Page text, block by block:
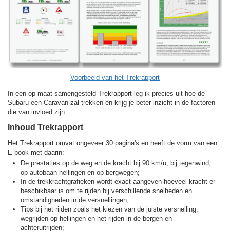
Voorbeeld van het Trekrapport
In een op maat samengesteld Trekrapport leg ik precies uit hoe de
Subaru een Caravan zal trekken en krijg je beter inzicht in de factoren
die van invloed zijn.
Inhoud Trekrapport
Het Trekrapport omvat ongeveer 30 pagina's en heeft de vorm van een
E-book met daarin:
De prestaties op de weg en de kracht bij 90 km/u, bij tegenwind,
op autobaan hellingen en op bergwegen;
In de trekkracht­grafieken wordt exact aangeven hoeveel kracht er
beschikbaar is om te rijden bij verschillende snelheden en
omstandigheden in de versnellingen;
Tips bij het rijden zoals het kiezen van de juiste versnelling,
wegrijden op hellingen en het rijden in de bergen en
achteruitrijden;